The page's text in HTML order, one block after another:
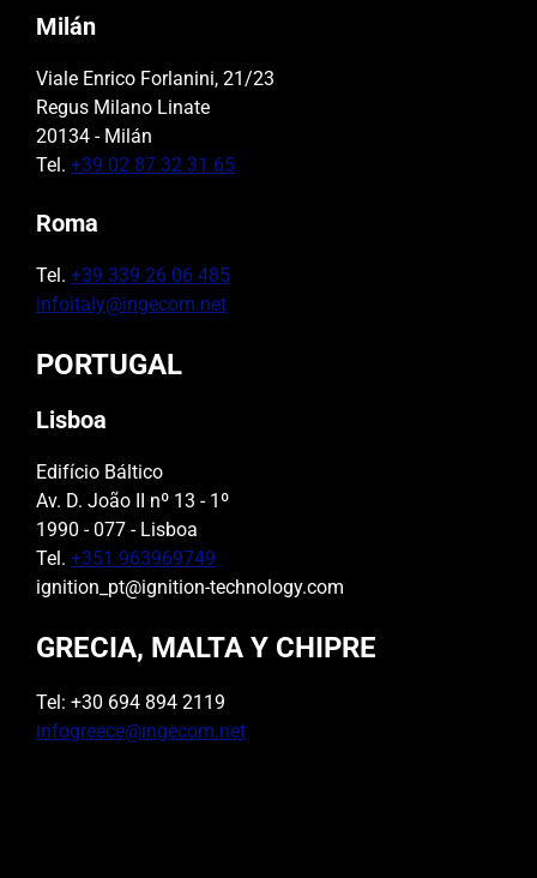
Milán
Viale Enrico Forlanini, 21/23
Regus Milano Linate
20134 - Milán
Tel. +39 02 87 32 31 65
Roma
Tel. +39 339 26 06 485
infoitaly@ingecom.net
PORTUGAL
Lisboa
Edifício Báltico
Av. D. João II nº 13 - 1º
1990 - 077 - Lisboa
Tel. +351 963969749
ignition_pt@ignition-technology.com
GRECIA, MALTA Y CHIPRE
Tel: +30 694 894 2119
infogreece@ingecom.net